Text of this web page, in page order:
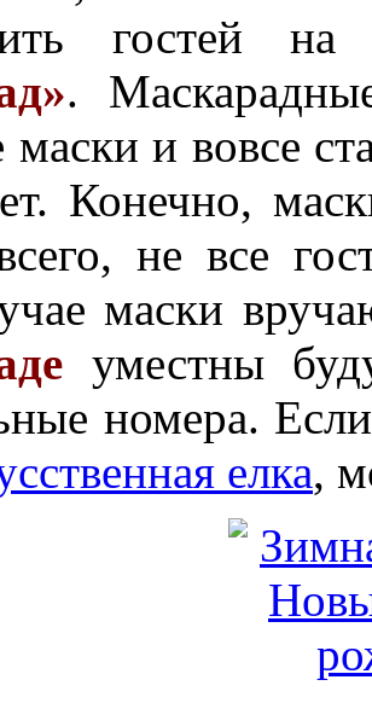
гостей
.
маски и вовсе
Конечно,
не все
маски
уместны
номера.
елка,